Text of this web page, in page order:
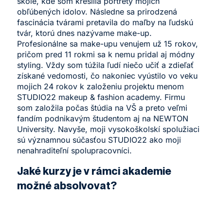
obľúbených idolov. Následne sa prirodzená
fascinácia tvárami pretavila do maľby na ľudskú
tvár, ktorú dnes nazývame make-up.
Profesionálne sa make-upu venujem už 15 rokov,
pričom pred 11 rokmi sa k nemu pridal aj módny
styling. Vždy som túžila ľudí niečo učiť a zdieľať
získané vedomosti, čo nakoniec vyústilo vo veku
mojich 24 rokov k založeniu projektu menom
STUDIO22 makeup & fashion academy. Firmu
som založila počas štúdia na VŠ a preto veľmi
fandím podnikavým študentom aj na NEWTON
University. Navyše, moji vysokoškolskí spolužiaci
sú významnou súčasťou STUDIO22 ako moji
nenahraditeľní spolupracovníci.
Jaké kurzy je v rámci akademie
možné absolvovat?